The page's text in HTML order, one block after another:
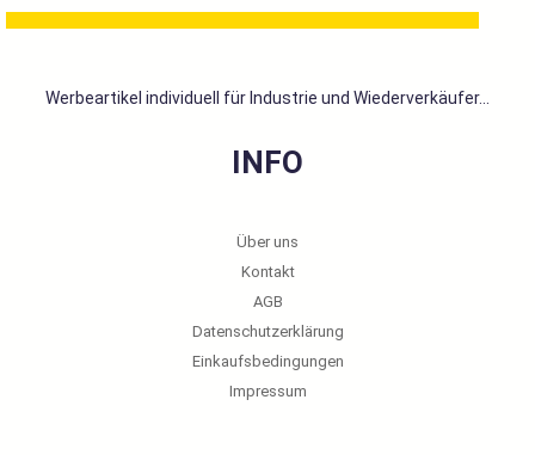
Werbeartikel individuell für Industrie und Wiederverkäufer...
INFO
Über uns
Kontakt
AGB
Datenschutzerklärung
Einkaufsbedingungen
Impressum